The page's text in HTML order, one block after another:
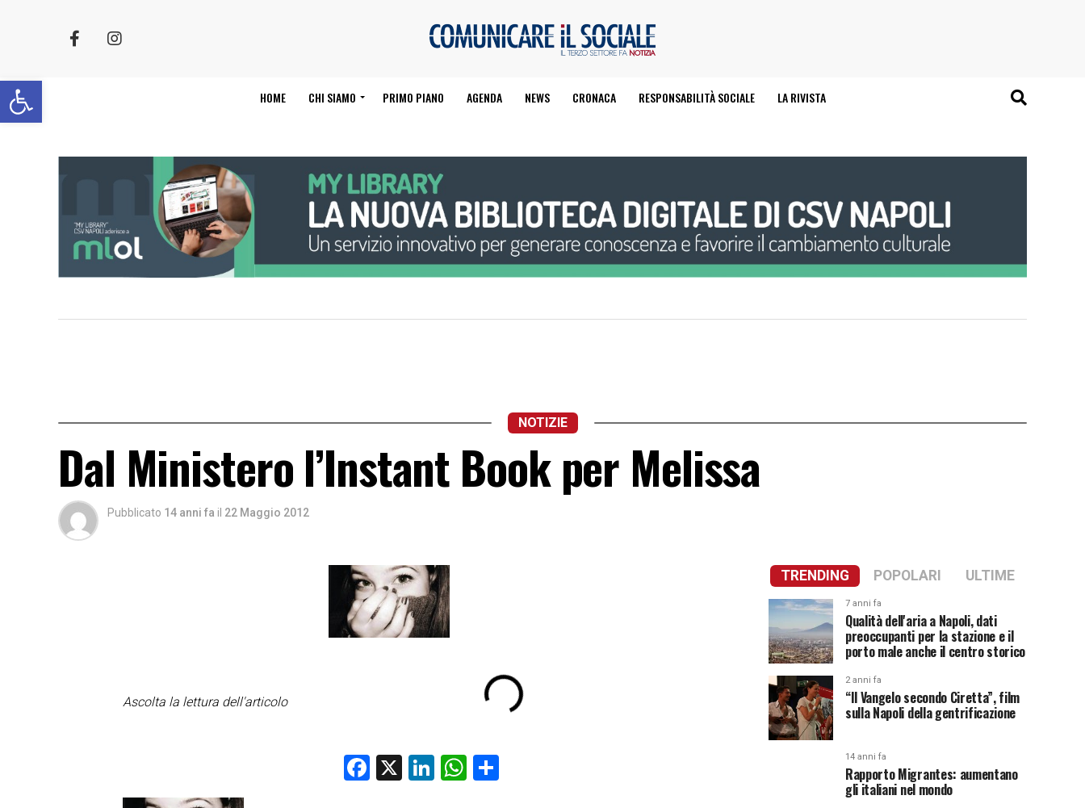
Apri la barra degli strumenti HOME CHI SIAMO PRIMO PIANO AGENDA NEWS CRONACA RESPONSABILITÀ SOCIALE LA RIVISTA
NOTIZIE
Dal Ministero l’Instant Book per Melissa
Pubblicato 14 anni fa il 22 Maggio 2012
Ascolta la lettura dell'articolo
Facebook
X LinkedIn
WhatsApp
TRENDING POPOLARI ULTIME
7 anni fa
Qualità dell'aria a Napoli, dati
preoccupanti per la stazione e il
porto male anche il centro storico
2 anni fa
“Il Vangelo secondo Ciretta”, film
sulla Napoli della gentrificazione
14 anni fa
Rapporto Migrantes: aumentano
gli italiani nel mondo